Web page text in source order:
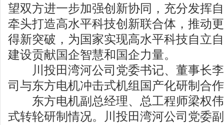
望双方进一步加强创新协同，充分发挥
牵头打造高水平科技创新联合体，推动
得新突破，为国家实现高水平科技自立
建设贡献国企智慧和国企力量。
川投田湾河公司党委书记、董事长李
司与东方电机冲击式机组国产化研制合
东方电机副总经理、总工程师梁权伟
式转轮研制情况。川投田湾河公司党委